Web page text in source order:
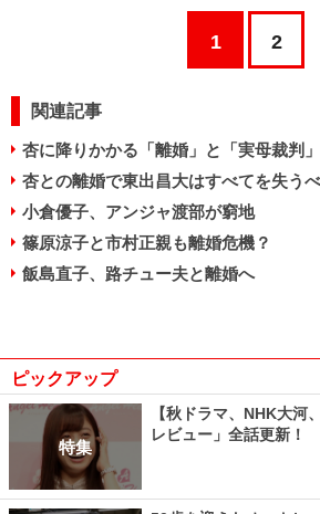
1 2
関連記事
杏に降りかかる「離婚」と「実母裁判」
杏との離婚で東出昌大はすべてを失う
小倉優子、アンジャ渡部が窮地
篠原涼子と市村正親も離婚危機？
飯島直子、路チュー夫と離婚へ
ピックアップ
特集
【秋ドラマ、NHK大河
レビュー」全話更新！